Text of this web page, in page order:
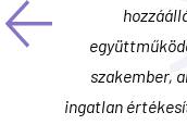
szakember,
ingatlan